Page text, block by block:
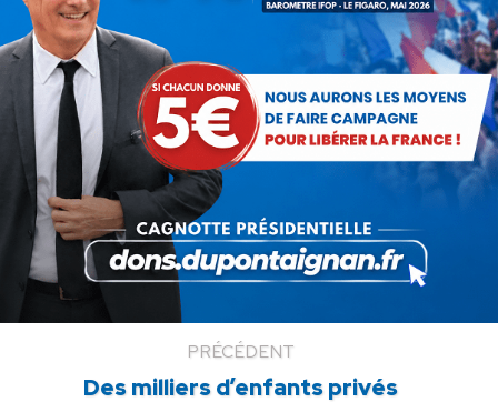
PinterestLinkedInWhatsApp
Auteur :Véronique Rogez
Déléguée nationale à la
santé et déléguée nationale
adjointe aux fédérations
Hauts de France
PRÉCÉDENT
Des milliers d’enfants privés